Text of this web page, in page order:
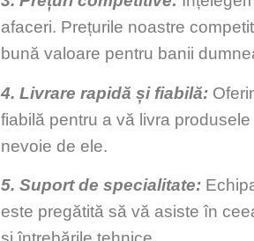
afaceri. Prețurile noastre
bună valoare pentru banii
4. Livrare rapidă și fiabilă:
fiabilă pentru a vă livra
nevoie de ele.
5. Suport de specialitate:
este pregătită să vă asiste în